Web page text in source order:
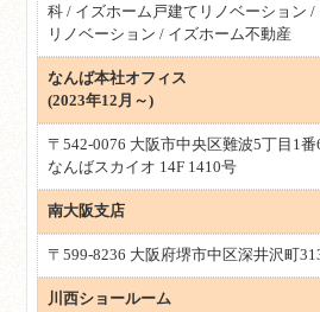
科 / イズホーム戸建てリノベーション
リノベーション / イズホーム不動産
なんば本社オフィス
(2023年12月～)
〒542-0076 大阪市中央区難波5丁目1番
なんばスカイオ 14F 1410号
南大阪支店
〒599-8236 大阪府堺市中区深井沢町
川西ショールーム